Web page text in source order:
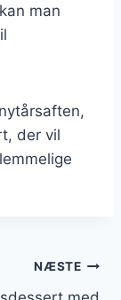
man
der vil
NÆSTE